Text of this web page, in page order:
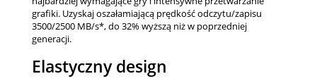
grafiki. Uzyskaj oszałamiającą prędkość odczytu/zapisu
3500/2500 MB/s*, do 32% wyższą niż w poprzedniej
generacji.
Elastyczny design